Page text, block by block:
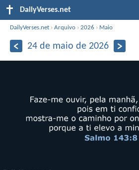
DailyVerses.net
DailyVerses.net ›Arquivo ›2026 › Maio
24 de maio de 2026